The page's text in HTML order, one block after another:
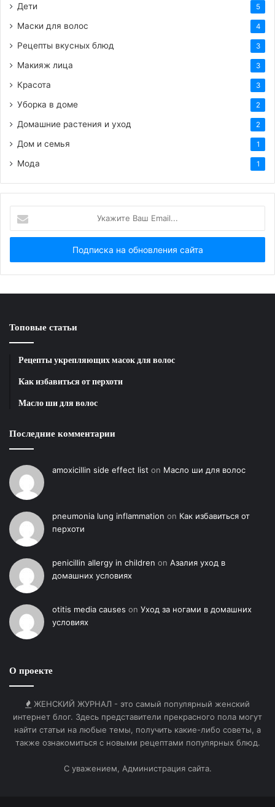
Дети 5
Маски для волос 4
Рецепты вкусных блюд 3
Макияж лица 3
Красота 3
Уборка в доме 2
Домашние растения и уход 2
Дом и семья 1
Мода 1
Ваш
Email...
Топовые статьи
Рецепты укрепляющих масок для волос
Как избавиться от перхоти
Масло ши для волос
Последние комментарии
amoxicillin side effect list on Масло ши для волос
pneumonia lung inflammation on Как избавиться от
перхоти
penicillin allergy in children on Азалия уход в
домашних условиях
otitis media causes on Уход за ногами в домашних
условиях
О проекте
ЖЕНСКИЙ ЖУРНАЛ - это самый популярный женский
интернет блог. Здесь представители прекрасного пола могут
найти статьи на любые темы, получить какие-либо советы, а
также ознакомиться с новыми рецептами популярных блюд.
С уважением, Администрация сайта.